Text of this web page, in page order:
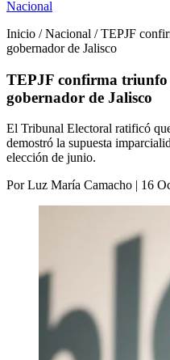
Nacional
Inicio / Nacional / TEPJF
gobernador de Jalisco
TEPJF confirma triunfo
gobernador de Jalisco
El Tribunal Electoral ratificó
demostró la supuesta
elección de junio.
Por Luz María Camacho | 16